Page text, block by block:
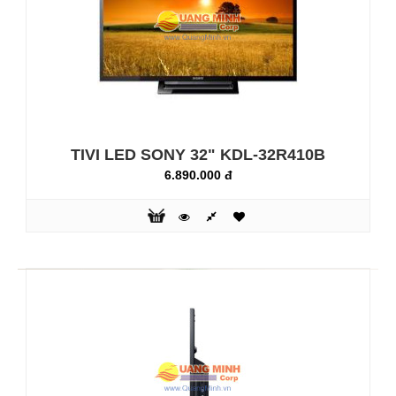
Mang đến h..
6.850.000 đ
TIVI LED SONY 32" KDL-32R410B
6.890.000 đ